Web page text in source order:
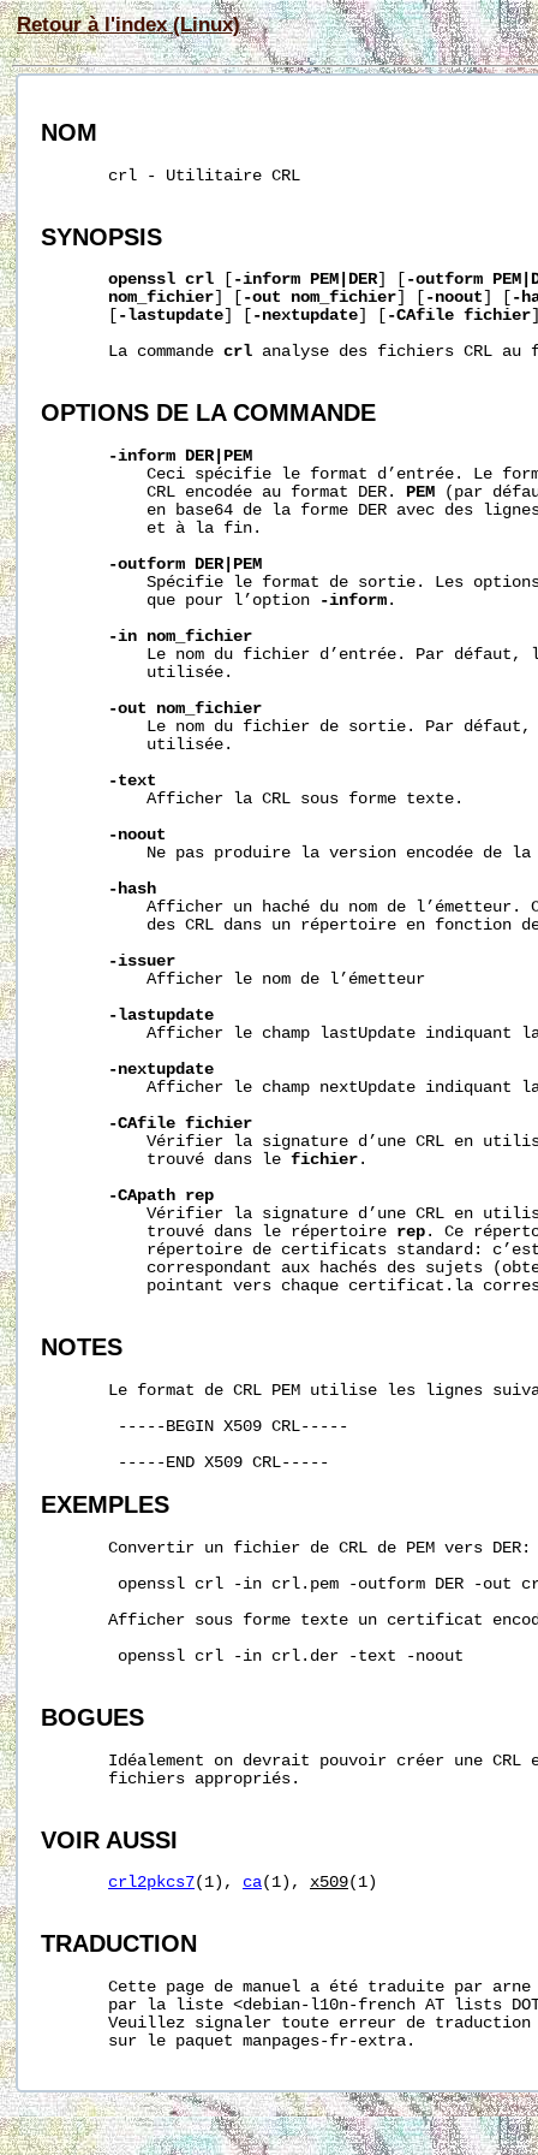
Retour à l'index (Linux)
NOM
       crl - Utilitaire CRL
SYNOPSIS
openssl crl -inform PEM|DER] [ -outform
nom_fichier
-out nom_fichier -noout
-
-lastupdate -nextupdate -CAfile fichier
       La commande
crl analyse des fichiers CRL au
OPTIONS DE LA COMMANDE
-inform
DER|PEM
Ceci spécifie le format d’entrée. Le
           CRL encodée au format DER.
PEM (par
en base64 de la forme DER avec des
           et à la fin.
-outform
DER|PEM
Spécifie le format de sortie. Les
           que pour l’option
-inform .
-in nom_fichier
Le nom du fichier d’entrée. Par défaut,
           utilisée.
-out
nom_fichier
Le nom du fichier de sortie. Par
           utilisée.
-text
           Afficher la CRL sous forme texte.
-noout
Ne pas produire la version encodée de la
-hash
Afficher un haché du nom de l’émetteur.
des CRL dans un répertoire en fonction
-issuer
           Afficher le nom de l’émetteur
-lastupdate
Afficher le champ lastUpdate indiquant
-nextupdate
Afficher le champ nextUpdate indiquant
-CAfile fichier
Vérifier la signature d’une CRL en
           trouvé dans le
fichier .
-CApath rep
Vérifier la signature d’une CRL en
           trouvé dans le répertoire
rep . Ce
répertoire de certificats standard:
correspondant aux hachés des sujets
pointant vers chaque certificat.la
NOTES
Le format de CRL PEM utilise les lignes
        -----BEGIN X509 CRL-----
EXEMPLES
       Convertir un fichier de CRL de PEM vers DER:
openssl crl -in crl.pem -outform DER -out
Afficher sous forme texte un certificat
        openssl crl -in crl.der -text -noout
BOGUES
Idéalement on devrait pouvoir créer une CRL
       fichiers appropriés.
VOIR AUSSI
crl2pkcs7(1), ca(1), x509(1)
TRADUCTION
Cette page de manuel a été traduite par
par la liste <debian-l10n-french AT lists
Veuillez signaler toute erreur de